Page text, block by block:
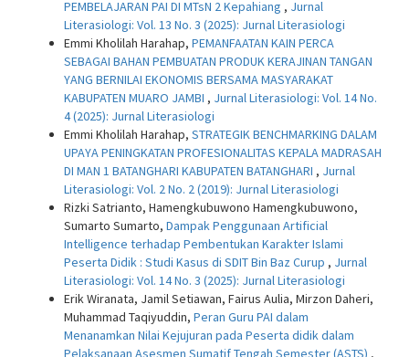
PEMBELAJARAN PAI DI MTsN 2 Kepahiang , Jurnal
Literasiologi: Vol. 13 No. 3 (2025): Jurnal Literasiologi
Emmi Kholilah Harahap, PEMANFAATAN KAIN PERCA
SEBAGAI BAHAN PEMBUATAN PRODUK KERAJINAN TANGAN
YANG BERNILAI EKONOMIS BERSAMA MASYARAKAT
KABUPATEN MUARO JAMBI , Jurnal Literasiologi: Vol. 14 No.
4 (2025): Jurnal Literasiologi
Emmi Kholilah Harahap, STRATEGIK BENCHMARKING DALAM
UPAYA PENINGKATAN PROFESIONALITAS KEPALA MADRASAH
DI MAN 1 BATANGHARI KABUPATEN BATANGHARI , Jurnal
Literasiologi: Vol. 2 No. 2 (2019): Jurnal Literasiologi
Rizki Satrianto, Hamengkubuwono Hamengkubuwono,
Sumarto Sumarto, Dampak Penggunaan Artificial
Intelligence terhadap Pembentukan Karakter Islami
Peserta Didik : Studi Kasus di SDIT Bin Baz Curup , Jurnal
Literasiologi: Vol. 14 No. 3 (2025): Jurnal Literasiologi
Erik Wiranata, Jamil Setiawan, Fairus Aulia, Mirzon Daheri,
Muhammad Taqiyuddin, Peran Guru PAI dalam
Menanamkan Nilai Kejujuran pada Peserta didik dalam
Pelaksanaan Asesmen Sumatif Tengah Semester (ASTS) ,